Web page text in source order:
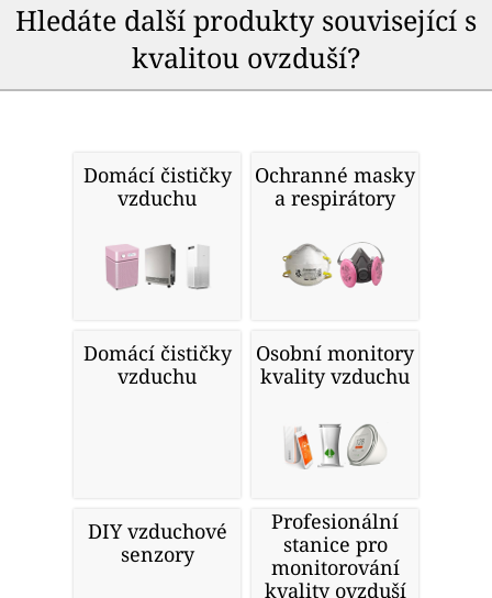
Hledáte další produkty související s
kvalitou ovzduší?
Domácí čističky
vzduchu
Ochranné masky
a respirátory
Domácí čističky
vzduchu
Osobní monitory
kvality vzduchu
DIY vzduchové
senzory
Profesionální
stanice pro
monitorování
kvality ovzduší